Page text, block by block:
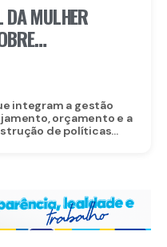
DA MULHER
NA
PÚBLICAS EM
integram a gestão
orçamento e a
de políticas...